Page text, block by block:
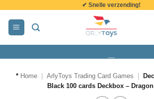
inhoud
✔ Snelle verzending!
* Home ArlyToys Trading Card Games
Black 100 cards Deckbox –